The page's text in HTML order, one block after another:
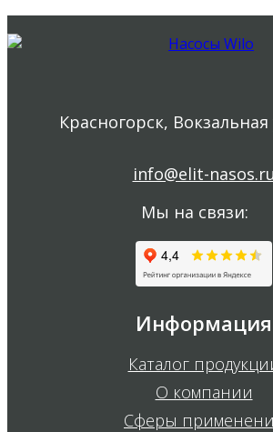
Красногорск,
info@elit-nasos.ru
Мы на связи:
Информация
Каталог
О компании
Сферы